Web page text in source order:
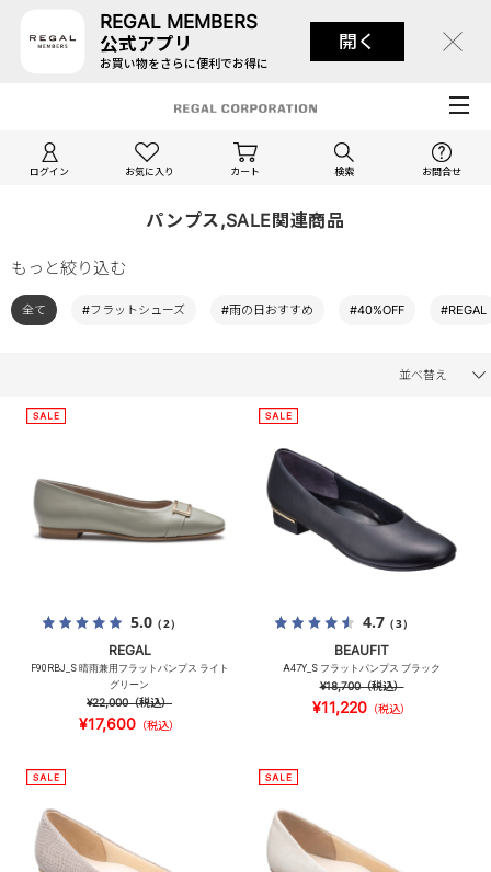
REGAL MEMBERS
公式アプリ
お買い物をさらに便利でお得に
開く
ログイン お気に入り カート 検索 お問合せ
パンプス,SALE関連商品
もっと絞り込む
全て #フラットシューズ #雨の日おすすめ #40%OFF #REGAL
並べ替え
5.0（2）
REGAL
F90RBJ_S 晴雨兼用フラットパンプス ライト
グリーン
¥22,000（税込）
¥17,600 （税込）
4.7（3）
BEAUFIT
A47Y_S フラットパンプス ブラック
¥18,700（税込）
¥11,220 （税込）